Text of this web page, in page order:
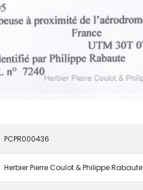
PCPR000436
Herbier Pierre Coulot & Philippe Rabaute